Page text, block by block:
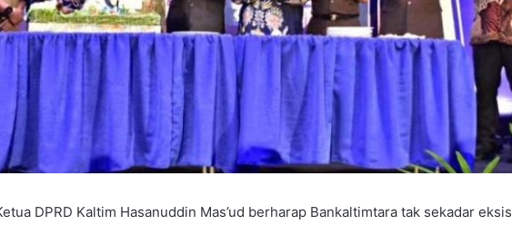
DPRD Kaltim Hasanuddin Mas’ud berharap Bankaltimtara tak sekadar eksis